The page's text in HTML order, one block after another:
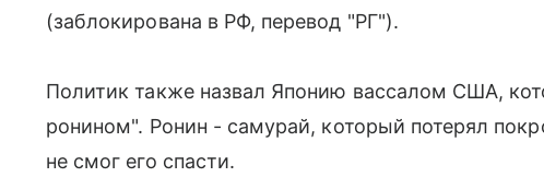
(заблокирована в РФ, перевод "РГ").
Политик также назвал Японию вассалом США,
ронином". Ронин - самурай, который потерял
не смог его спасти.